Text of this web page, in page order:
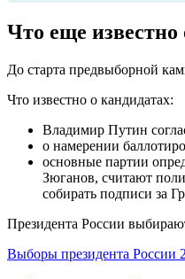
Что еще известно
До старта предвыборной
Что известно о кандидатах:
Владимир Путин
о намерении
основные партии
Зюганов, считают
собирать подписи за
Президента России
Выборы президента России